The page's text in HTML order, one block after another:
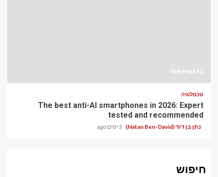
15 min read
טכנולוגיה
The best anti-AI smartphones in 2026: Expert
tested and recommended
נתן בן דוד (Natan Ben-David) 3 ימים ago
חיפוש